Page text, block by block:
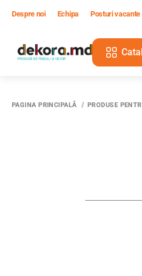
Despre noi Echipa Posturi vacante
PAGINA PRINCIPALĂ PRODUSE